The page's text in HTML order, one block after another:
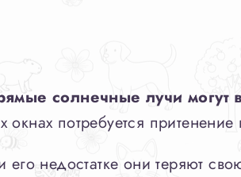
солнечные лучи могут
потребуется
недостатке они теряют